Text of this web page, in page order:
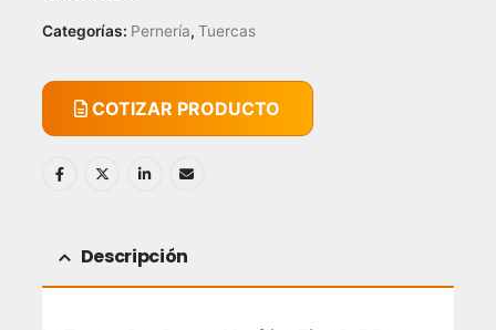
Categorías: Pernería, Tuercas
COTIZAR PRODUCTO
Descripción